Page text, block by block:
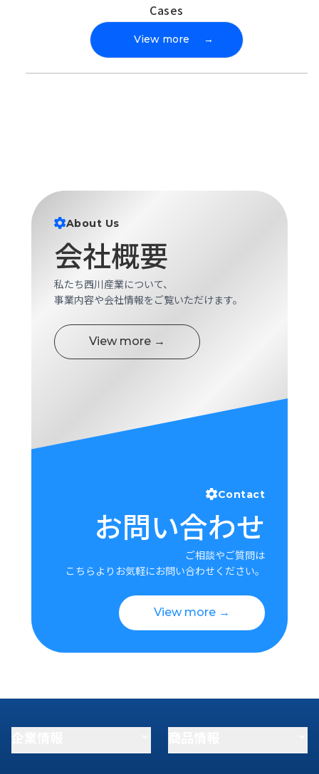
Cases
View more →
About Us
会社概要
私たち西川産業について、
事業内容や会社情報をご覧いただけます。
View more →
Contact
お問い合わせ
ご相談やご質問は
こちらよりお気軽にお問い合わせください。
View more →